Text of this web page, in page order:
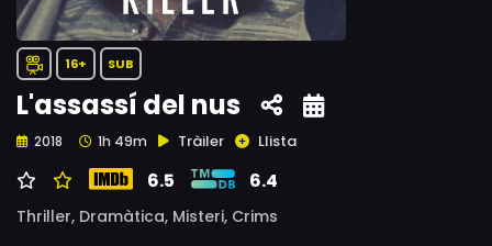
16+ SUB
L'assassí del nus
2018 1h 49m Tràiler Llista
6.5 6.4
Thriller, Dramàtica, Misteri, Crims